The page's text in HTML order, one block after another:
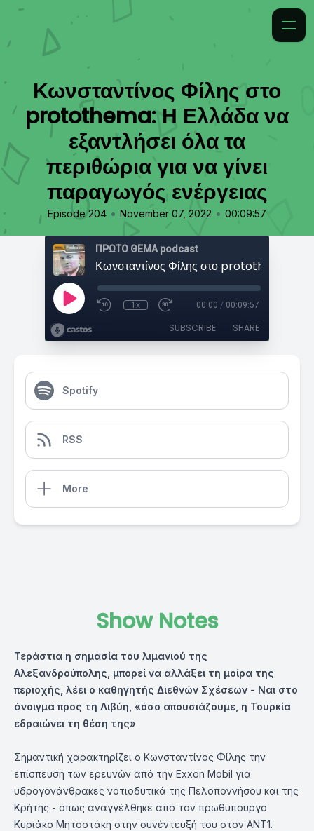
Κωνσταντίνος Φίλης στο
protothema: Η Ελλάδα να
εξαντλήσει όλα τα
περιθώρια για να γίνει
παραγωγός ενέργειας
Episode 204 • November 07, 2022 • 00:09:57
ΠΡΩΤΟ ΘΕΜΑ podcast
1x 00:00 / 00:09:57
SUBSCRIBE SHARE
Spotify
RSS
More
Show Notes
Τεράστια η σημασία του λιμανιού της
Αλεξανδρούπολης, μπορεί να αλλάξει τη μοίρα της
περιοχής, λέει ο καθηγητής Διεθνών Σχέσεων - Ναι στο
άνοιγμα προς τη Λιβύη, «όσο απουσιάζουμε, η Τουρκία
εδραιώνει τη θέση της»
Σημαντική χαρακτηρίζει ο Κωνσταντίνος Φίλης την
επίσπευση των ερευνών από την Exxon Mobil για
υδρογονάνθρακες νοτιοδυτικά της Πελοποννήσου και της
Κρήτης - όπως αναγγέλθηκε από τον πρωθυπουργό
Κυριάκο Μητσοτάκη στην συνέντευξή του στον ΑΝΤ1.